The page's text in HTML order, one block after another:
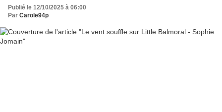
Publié le 12/10/2025 à 06:00
Par Carole94p